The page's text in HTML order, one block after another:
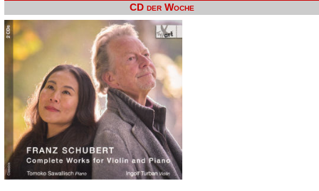
CD der Woche